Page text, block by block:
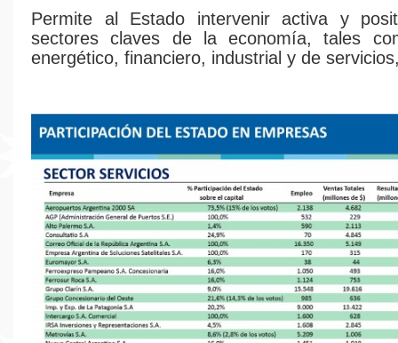
Permite al Estado intervenir activa y
sectores claves de la economía, tales
energético, financiero, industrial y de